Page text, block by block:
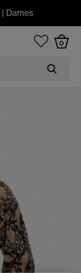
| Dames
0